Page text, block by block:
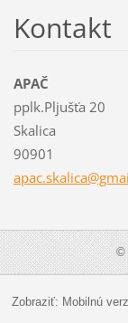
Kontakt
APAČ
pplk.Pljušťa 20
Skalica
90901
apac.skalica@gma
©
Zobraziť: Mobilnú